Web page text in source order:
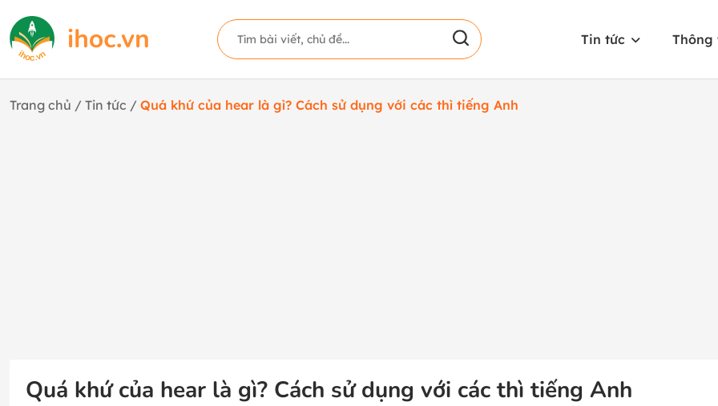
Tin tức Thông
Trang chủ / Tin tức / Quá khứ của hear là gì? Cách sử dụng với các thì tiếng Anh
Quá khứ của hear là gì? Cách sử dụng với các thì tiếng Anh